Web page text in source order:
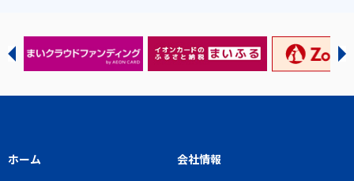
ホーム 会社情報